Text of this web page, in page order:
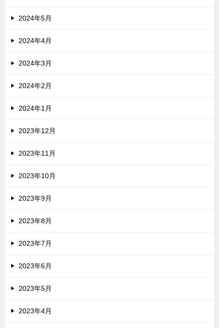
2024年5月
2024年4月
2024年3月
2024年2月
2024年1月
2023年12月
2023年11月
2023年10月
2023年9月
2023年8月
2023年7月
2023年6月
2023年5月
2023年4月